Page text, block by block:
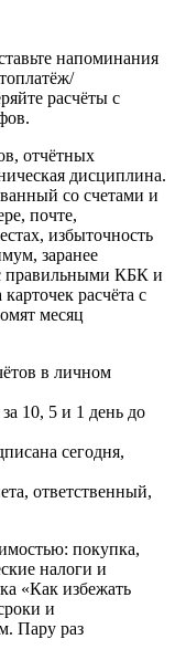
напоминания
расчёты с
отчётных
дисциплина.
со счетами и
почте,
избыточность
заранее
правильными КБК и
расчёта с
месяц
в личном
10, 5 и 1 день до
сегодня,
ответственный,
покупка,
налоги и
«Как избежать
и
Пару раз